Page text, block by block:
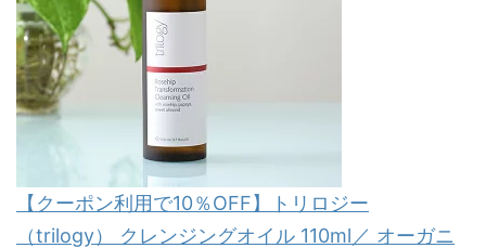
【クーポン利用で10％OFF】トリロジー
（trilogy） クレンジングオイル 110ml／ オーガニ